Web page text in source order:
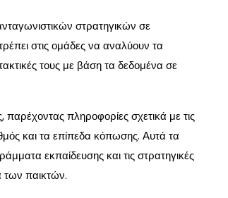
στρατηγικών σε
στις ομάδες να αναλύουν τα
τους με βάση τα δεδομένα σε
πληροφορίες σχετικά με τις
και τα επίπεδα κόπωσης. Αυτά τα
εκπαίδευσης και τις στρατηγικές
των παικτών.